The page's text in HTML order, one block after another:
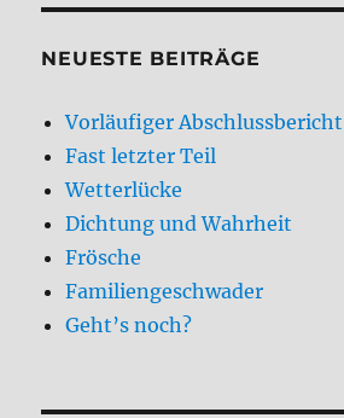
NEUESTE BEITRÄGE
Vorläufiger Abschlussbericht
Fast letzter Teil
Wetterlücke
Dichtung und Wahrheit
Frösche
Familiengeschwader
Geht’s noch?